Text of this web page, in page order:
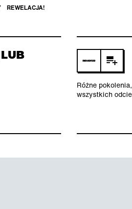
REWELACJA!
Różne
wszystkich